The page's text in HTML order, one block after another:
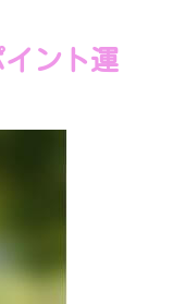
ント運